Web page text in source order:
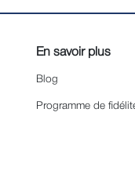
En savoir plus
Blog
Programme de